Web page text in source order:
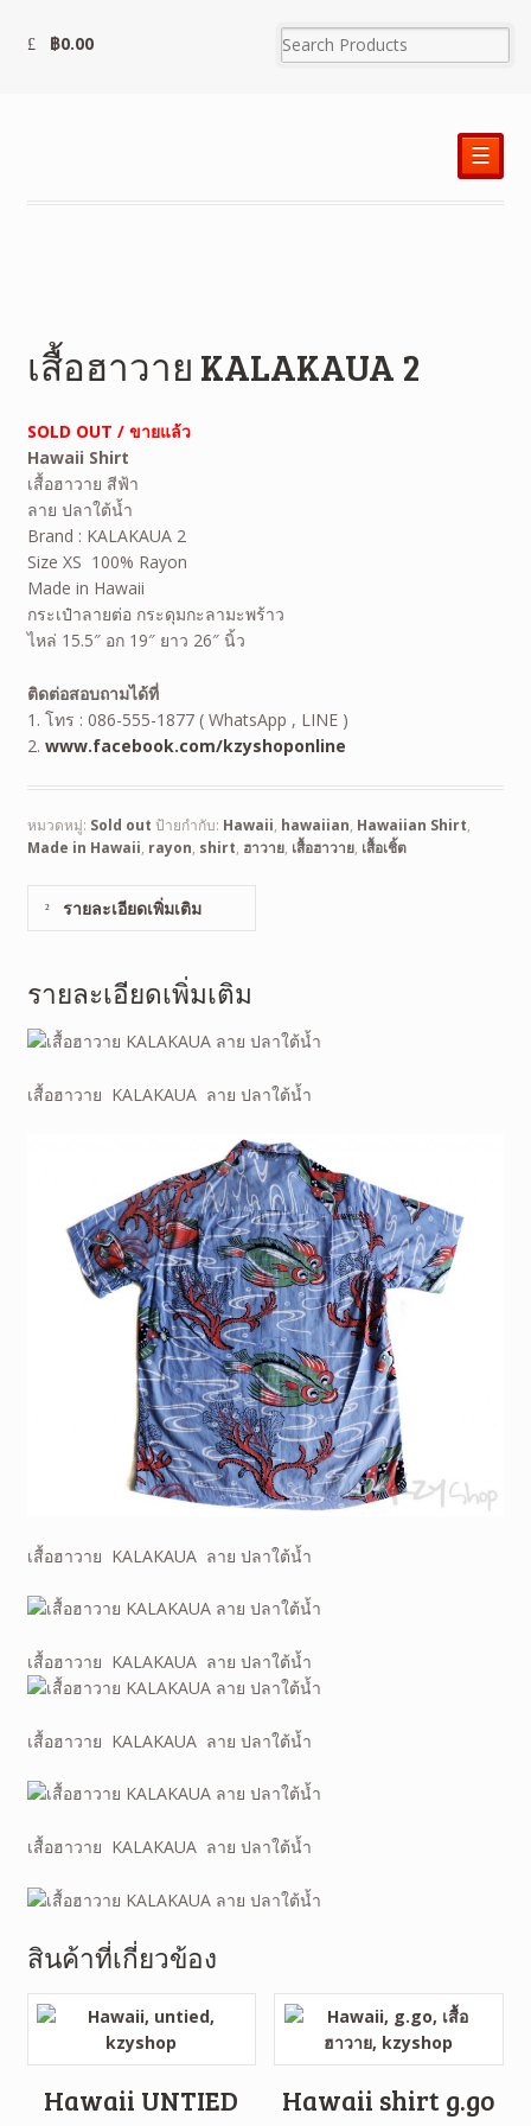
฿0.00
☰
เสื้อฮาวาย KALAKAUA 2
SOLD OUT / ขายแล้ว
Hawaii Shirt
เสื้อฮาวาย สีฟ้า
ลาย ปลาใต้น้ำ
Brand : KALAKAUA 2
Size XS 100% Rayon
Made in Hawaii
กระเป๋าลายต่อ กระดุมกะลามะพร้าว
ไหล่ 15.5″ อก 19″ ยาว 26″ นิ้ว
ติดต่อสอบถามได้ที่
1. โทร : 086-555-1877 ( WhatsApp , LINE )
2. www.facebook.com/kzyshoponline
หมวดหมู่: Sold out ป้ายกำกับ: Hawaii, hawaiian, Hawaiian Shirt,
Made in Hawaii, rayon, shirt, ฮาวาย, เสื้อฮาวาย, เสื้อเชิ้ต
รายละเอียดเพิ่มเติม
รายละเอียดเพิ่มเติม
เสื้อฮาวาย KALAKAUA ลาย ปลาใต้น้ำ
เสื้อฮาวาย KALAKAUA ลาย ปลาใต้น้ำ
เสื้อฮาวาย KALAKAUA ลาย ปลาใต้น้ำ
เสื้อฮาวาย KALAKAUA ลาย ปลาใต้น้ำ
เสื้อฮาวาย KALAKAUA ลาย ปลาใต้น้ำ
สินค้าที่เกี่ยวข้อง
Hawaii UNTIED Hawaii shirt g.go